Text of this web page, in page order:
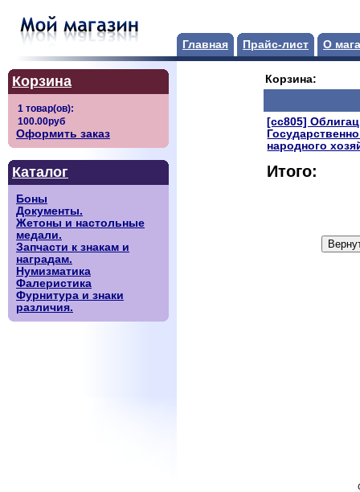
Главная Прайс-лист О
Корзина
Оформить заказ
Каталог
Боны
Документы.
Жетоны и настольные
медали.
Запчасти к знакам и
наградам.
Нумизматика
Фалеристика
Фурнитура и знаки
различия.
Корзина:
[сс805]
народного
Итого: